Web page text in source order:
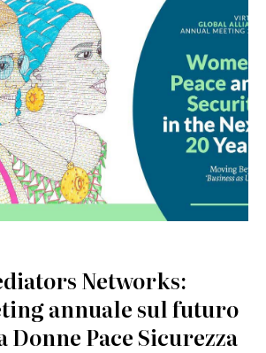
Regional Women Mediator Networks
Networks:
annuale sul futuro
Donne Pace Sicurezza